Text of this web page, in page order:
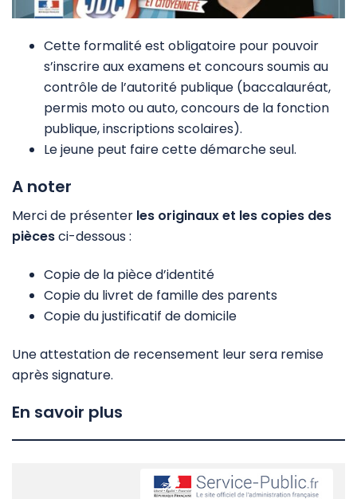
Cette formalité est obligatoire pour pouvoir
s’inscrire aux examens et concours soumis au
contrôle de l’autorité publique (baccalauréat,
permis moto ou auto, concours de la fonction
publique, inscriptions scolaires).
Le jeune peut faire cette démarche seul.
A noter
Merci de présenter les originaux et les copies des
piècesci-dessous:
Copie de la pièce d’identité
Copie du livret de famille des parents
Copie du justificatif de domicile
Une attestation de recensement leur sera remise
après signature.
En savoir plus